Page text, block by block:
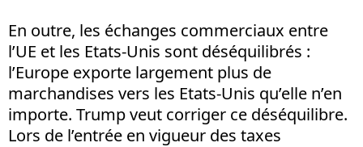
En outre, les échanges commerciaux entre
l’UE et les Etats-Unis sont déséquilibrés :
l’Europe exporte largement plus de
marchandises vers les Etats-Unis qu’elle n’en
importe. Trump veut corriger ce déséquilibre.
Lors de l’entrée en vigueur des taxes